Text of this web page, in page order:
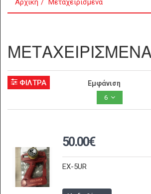
Αρχική Μεταχειρισμένα
ΜΕΤΑΧΕΙΡΙΣΜΕΝΑ
ΦΙΛΤΡΑ Εμφάνιση
6
50.00€
EX-5UR